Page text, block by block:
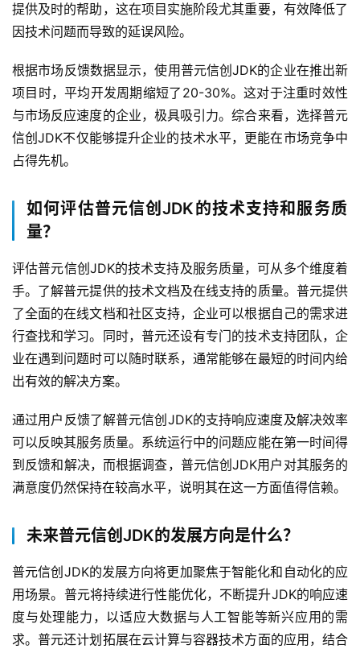
提供及时的帮助，这在项目实施阶段尤其重要，有效降低了
因技术问题而导致的延误风险。
根据市场反馈数据显示，使用普元信创JDK的企业在推出新
项目时，平均开发周期缩短了20-30%。这对于注重时效性
与市场反应速度的企业，极具吸引力。综合来看，选择普元
信创JDK不仅能够提升企业的技术水平，更能在市场竞争中
占得先机。
如何评估普元信创JDK的技术支持和服务质
量？
评估普元信创JDK的技术支持及服务质量，可从多个维度着
手。了解普元提供的技术文档及在线支持的质量。普元提供
了全面的在线文档和社区支持，企业可以根据自己的需求进
行查找和学习。同时，普元还设有专门的技术支持团队，企
业在遇到问题时可以随时联系，通常能够在最短的时间内给
出有效的解决方案。
通过用户反馈了解普元信创JDK的支持响应速度及解决效率
可以反映其服务质量。系统运行中的问题应能在第一时间得
到反馈和解决，而根据调查，普元信创JDK用户对其服务的
满意度仍然保持在较高水平，说明其在这一方面值得信赖。
未来普元信创JDK的发展方向是什么？
普元信创JDK的发展方向将更加聚焦于智能化和自动化的应
用场景。普元将持续进行性能优化，不断提升JDK的响应速
度与处理能力，以适应大数据与人工智能等新兴应用的需
求。普元还计划拓展在云计算与容器技术方面的应用，结合